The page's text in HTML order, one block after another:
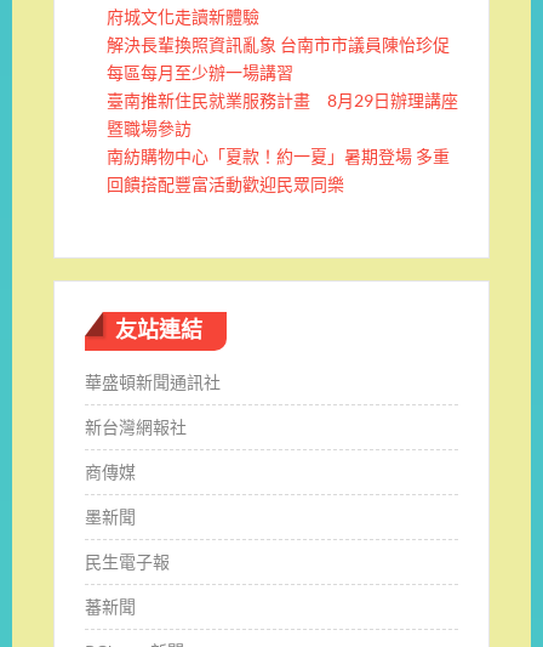
府城文化走讀新體驗
解決長輩換照資訊亂象 台南市市議員陳怡珍促
每區每月至少辦一場講習
臺南推新住民就業服務計畫 8月29日辦理講座
暨職場參訪
南紡購物中心「夏款！約一夏」暑期登場 多重
回饋搭配豐富活動歡迎民眾同樂
友站連結
華盛頓新聞通訊社
新台灣網報社
商傳媒
墨新聞
民生電子報
蕃新聞